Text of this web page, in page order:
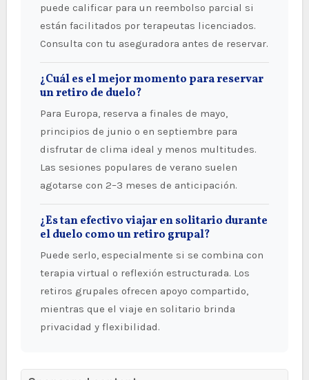
puede calificar para un reembolso parcial si
están facilitados por terapeutas licenciados.
Consulta con tu aseguradora antes de reservar.
¿Cuál es el mejor momento para reservar
un retiro de duelo?
Para Europa, reserva a finales de mayo,
principios de junio o en septiembre para
disfrutar de clima ideal y menos multitudes.
Las sesiones populares de verano suelen
agotarse con 2–3 meses de anticipación.
¿Es tan efectivo viajar en solitario durante
el duelo como un retiro grupal?
Puede serlo, especialmente si se combina con
terapia virtual o reflexión estructurada. Los
retiros grupales ofrecen apoyo compartido,
mientras que el viaje en solitario brinda
privacidad y flexibilidad.